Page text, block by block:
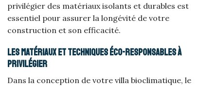
privilégier des matériaux isolants et durables est
essentiel pour assurer la longévité de votre
construction et son efficacité.
Les matériaux et techniques éco-responsables à
privilégier
Dans la conception de votre villa bioclimatique, le